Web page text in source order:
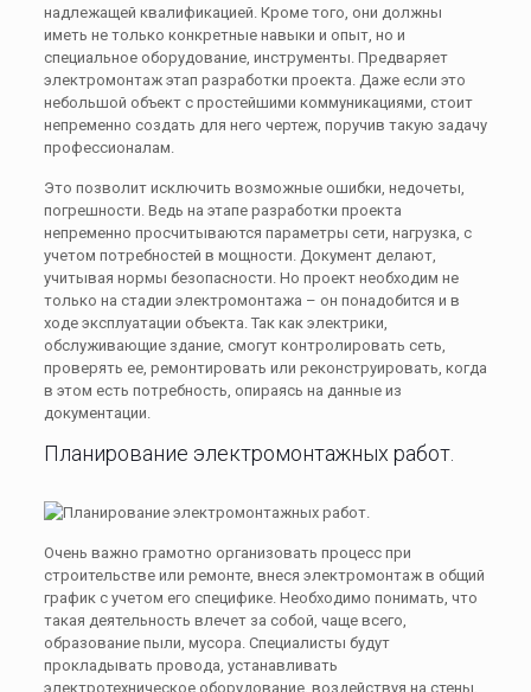
надлежащей квалификацией. Кроме того, они должны
иметь не только конкретные навыки и опыт, но и
специальное оборудование, инструменты. Предваряет
электромонтаж этап разработки проекта. Даже если это
небольшой объект с простейшими коммуникациями, стоит
непременно создать для него чертеж, поручив такую задачу
профессионалам.
Это позволит исключить возможные ошибки, недочеты,
погрешности. Ведь на этапе разработки проекта
непременно просчитываются параметры сети, нагрузка, с
учетом потребностей в мощности. Документ делают,
учитывая нормы безопасности. Но проект необходим не
только на стадии электромонтажа – он понадобится и в
ходе эксплуатации объекта. Так как электрики,
обслуживающие здание, смогут контролировать сеть,
проверять ее, ремонтировать или реконструировать, когда
в этом есть потребность, опираясь на данные из
документации.
Планирование электромонтажных работ.
Очень важно грамотно организовать процесс при
строительстве или ремонте, внеся электромонтаж в общий
график с учетом его специфике. Необходимо понимать, что
такая деятельность влечет за собой, чаще всего,
образование пыли, мусора. Специалисты будут
прокладывать провода, устанавливать
электротехническое оборудование, воздействуя на стены,